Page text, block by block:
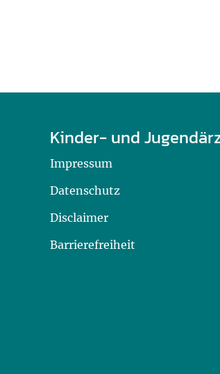
Kinder- und
Impressum
Datenschutz
Disclaimer
Barrierefreiheit